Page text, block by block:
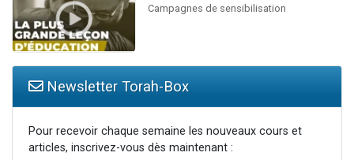
Campagnes de sensibilisation
Newsletter Torah-Box
Pour recevoir chaque semaine les nouveaux cours et
articles, inscrivez-vous dès maintenant :